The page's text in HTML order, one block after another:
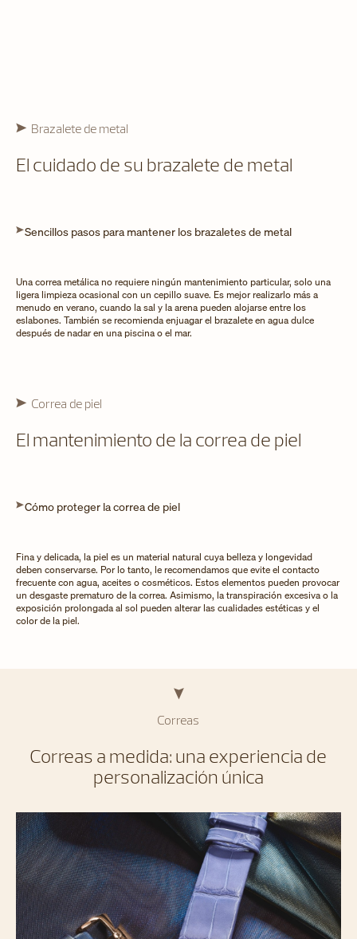
Brazalete de metal
El cuidado de su brazalete de metal
Sencillos pasos para mantener los brazaletes de metal
Una correa metálica no requiere ningún mantenimiento particular, solo una
ligera limpieza ocasional con un cepillo suave. Es mejor realizarlo más a
menudo en verano, cuando la sal y la arena pueden alojarse entre los
eslabones. También se recomienda enjuagar el brazalete en agua dulce
después de nadar en una piscina o el mar.
Correa de piel
El mantenimiento de la correa de piel
Cómo proteger la correa de piel
Fina y delicada, la piel es un material natural cuya belleza y longevidad
deben conservarse. Por lo tanto, le recomendamos que evite el contacto
frecuente con agua, aceites o cosméticos. Estos elementos pueden provocar
un desgaste prematuro de la correa. Asimismo, la transpiración excesiva o la
exposición prolongada al sol pueden alterar las cualidades estéticas y el
color de la piel.
Correas
Correas a medida: una experiencia de
personalización única